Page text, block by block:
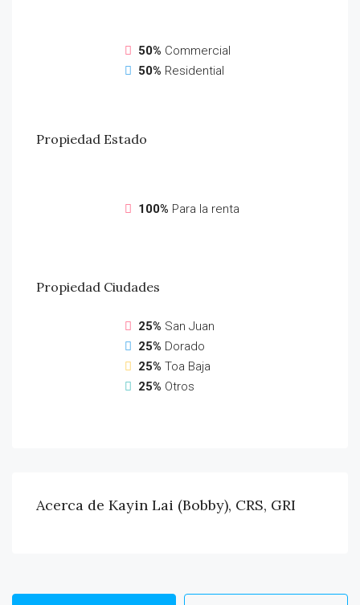
50% Commercial
50% Residential
Propiedad Estado
100% Para la renta
Propiedad Ciudades
25% San Juan
25% Dorado
25% Toa Baja
25% Otros
Acerca de Kayin Lai (Bobby), CRS, GRI